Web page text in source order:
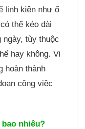
linh kiện như ổ
thể kéo dài
ngày, tùy thuộc
hay không. Vi
hoàn thành
công việc
nhiêu?